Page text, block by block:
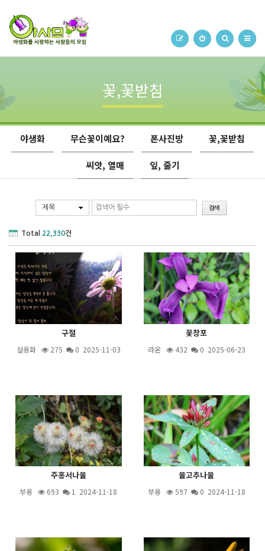
꽃,꽃받침
야생화 무슨꽃이예요? 폰사진방 꽃,꽃받침
씨앗, 열매 잎, 줄기
제목
Total 22,330건
구절
설용화 275 0 2025-11-03
꽃창포
라온 432 0 2025-06-23
주홍서나물
부용 693 1 2024-11-18
물고추나물
부용 597 0 2024-11-18